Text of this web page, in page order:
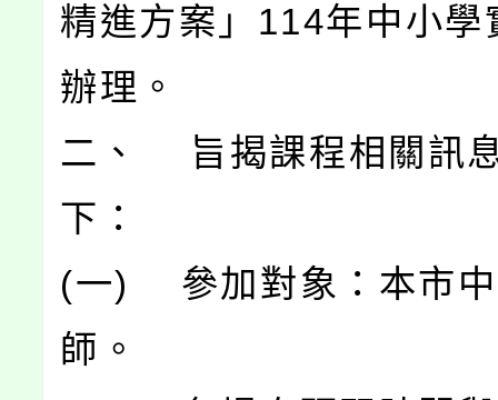
精進方案」114年中小學
辦理。
二、 旨揭課程相關訊
下：
(一) 參加對象：本市中
師。